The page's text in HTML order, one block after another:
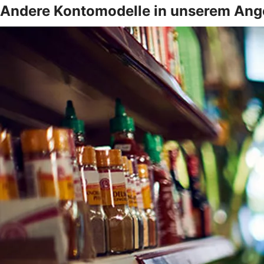
Andere Kontomodelle in unserem